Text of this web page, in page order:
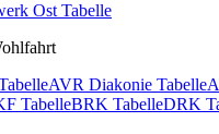
Ost Tabelle
AVR Diakonie Tabelle
TabelleBRK TabelleDRK